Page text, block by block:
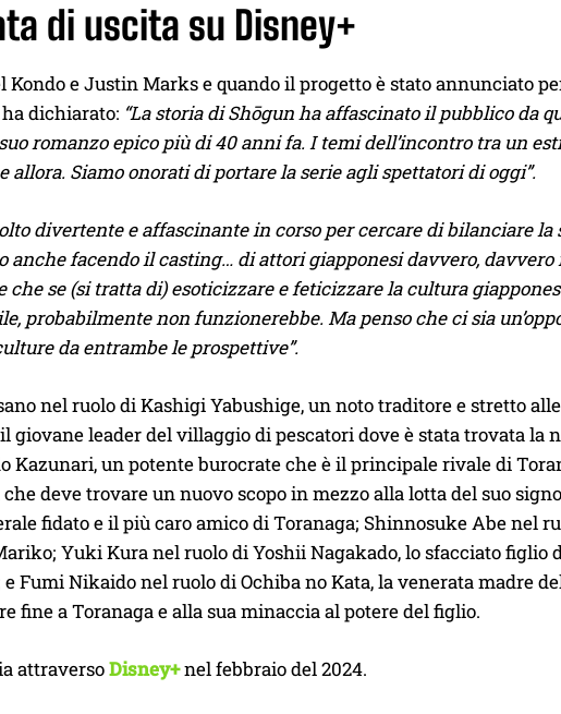
di uscita su Disney+
Kondo e Justin Marks e quando il progetto è stato annunciato
dichiarato: “La storia di Shōgun ha affascinato il pubblico da
romanzo epico più di 40 anni fa. I temi dell’incontro tra un
Siamo onorati di portare la serie agli spettatori di oggi”.
divertente e affascinante in corso per cercare di bilanciare
facendo il casting… di attori giapponesi davvero, davvero
che se (si tratta di) esoticizzare e feticizzare la cultura
probabilmente non funzionerebbe. Ma penso che ci sia
da entrambe le prospettive”.
nel ruolo di Kashigi Yabushige, un noto traditore e stretto
giovane leader del villaggio di pescatori dove è stata trovata la
Kazunari, un potente burocrate che è il principale rivale di
deve trovare un nuovo scopo in mezzo alla lotta del suo
fidato e il più caro amico di Toranaga; Shinnosuke Abe nel
Yuki Kura nel ruolo di Yoshii Nagakado, lo sfacciato figlio
Fumi Nikaido nel ruolo di Ochiba no Kata, la venerata madre
fine a Toranaga e alla sua minaccia al potere del figlio.
attraversoDisney+nel febbraio del 2024.